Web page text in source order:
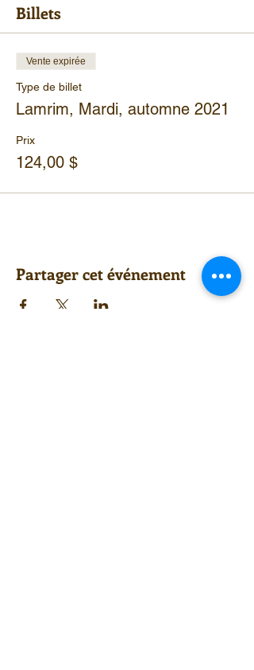
Billets
Vente expirée
Type de billet
Lamrim, Mardi, automne 2021
Prix
124,00 $
Partager cet événement